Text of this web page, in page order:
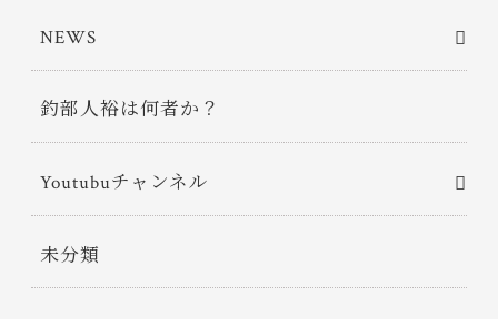
NEWS
釣部人裕は何者か？
Youtubuチャンネル
未分類